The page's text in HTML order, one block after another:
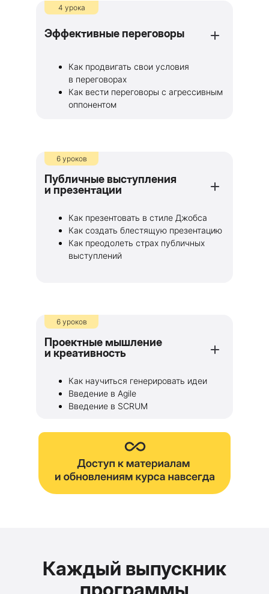
4 урока
Эффективные переговоры
Как продвигать свои условия
в переговорах
Как вести переговоры с агрессивным
оппонентом
6 уроков
Публичные выступления
и презентации
Как презентовать в стиле Джобса
Как создать блестящую презентацию
Как преодолеть страх публичных
выступлений
6 уроков
Проектные мышление
и креативность
Как научиться генерировать идеи
Введение в Agile
Введение в SCRUM
Каждый выпускник